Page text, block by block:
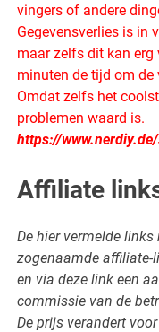
vingers of andere
Gegevensverlies is in
maar zelfs dit kan
minuten de tijd om de
Omdat zelfs het
problemen waard is.
https://
Affiliate
De hier vermelde
zogenaamde
en via deze link een
commissie van de
De prijs verandert